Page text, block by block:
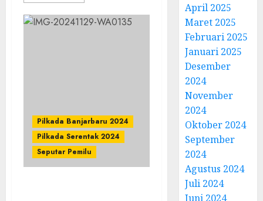
Pilkada Banjarbaru 2024
Pilkada Serentak 2024
Seputar Pemilu
April 2025
Maret 2025
Februari 2025
Januari 2025
Desember
2024
November
2024
Oktober 2024
September
2024
Agustus 2024
Juli 2024
Juni 2024